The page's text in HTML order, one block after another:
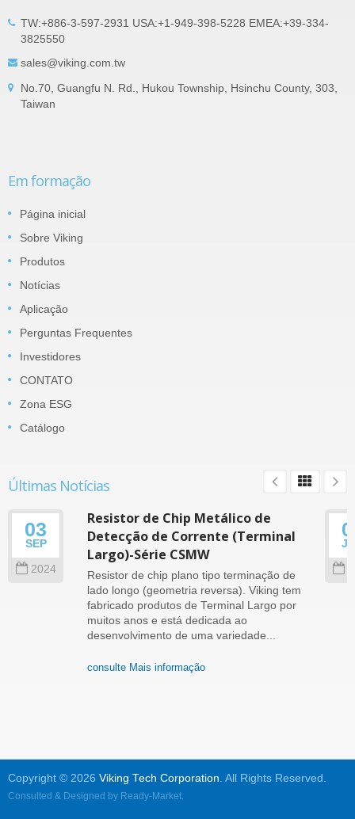
TW:+886-3-597-2931 USA:+1-949-398-5228 EMEA:+39-334-
3825550
sales@viking.com.tw
No.70, Guangfu N. Rd., Hukou Township, Hsinchu County, 303,
Taiwan
Em formação
Página inicial
Sobre Viking
Produtos
Notícias
Aplicação
Perguntas Frequentes
Investidores
CONTATO
Zona ESG
Catálogo
Últimas Notícias
03
SEP
2024
Resistor de Chip Metálico de
Detecção de Corrente (Terminal
Largo)-Série CSMW
Resistor de chip plano tipo terminação de
lado longo (geometria reversa). Viking tem
fabricado produtos de Terminal Largo por
muitos anos e está dedicada ao
desenvolvimento de uma variedade...
consulte Mais informação
Copyright © 2026 Viking Tech Corporation. All Rights Reserved.
Consulted & Designed by Ready-Market.